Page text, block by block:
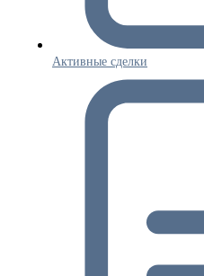
Активные сделки